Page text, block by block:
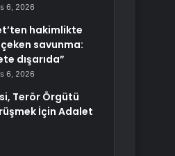
6, 2026
hakimlikte
savunma:
dışarıda”
6, 2026
Terör Örgütü
İçin Adalet